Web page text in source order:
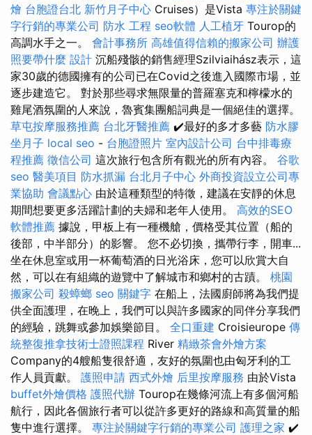
燴 台胞證台北 新竹月子中心 Cruises）是Vista 專注於關鍵
字行銷的專業公司 防水 工程 seo軟體 人工植牙 Tourop的
高調水手之一。 會計事務所 高雄值得信賴的搬家公司 辦護
照要帶什麼 設計 沉船殘骸的銷售經理Szilviaihász表示，這
家30歲的德國擁有的公司已在Covid之後進入國際市場，並
逐步建造它。 對於那些尋求無限量的普羅塞克和檸檬水的
雞尾酒氛圍的人來說，魯賓集團船詞典是一個絕佳的選擇。
草屯按摩服務推薦 台北牙醫推薦 ✔️最好的多才多藝 防水膠
坐月子 local seo - 台胞證照片 室內設計公司 台中排毒療
程推薦 徵信公司 這次旅行包含所有觀光的所有內容。 谷歌
seo 醫美項目 防水抓漏 台北月子中心 外商投資設立公司專
業協助 會議點心 由於這種類型的特徵，建議在安靜的休息
期間想要更多活躍計劃的夫婦和老年人使用。 高效的SEO
軟體推薦 據說，甲板上有一種機艙，價格受其位置（船的
後部，中半部分）的影響。 您不必切換，攜帶行李，開車...
坐在休息室或用一杯葡萄酒的日光浴床，您可以欣賞大自
然，可以在有組織的遊覽中了解城市和鄉村的古蹟。 桃園
搬家公司 殺蟑螂 seo 關鍵字 在船上，法國廚師將為我們提
供全面護理，在晚上，我們可以與許多國家的同伴分享我們
的經驗，跳舞或參加娛樂節目。 全口重建 Croisieurope 傳
統整復推拿技術士證照課程 River 精緻茶會外燴方案
Company的4艘船隻很舒適，友好的氛圍也由匈牙利的工
作人員貢獻。 護照申請 西式外燴 后里按摩服務 由於Vista
buffet外燴價格 護照代辦 Tourop在幾條河流上有多個河船
航行，因此各個旅行者可以從許多更好的路線和高質量的船
隻中進行選擇。 專注於關鍵字行銷的專業公司 護理之家 ✔️